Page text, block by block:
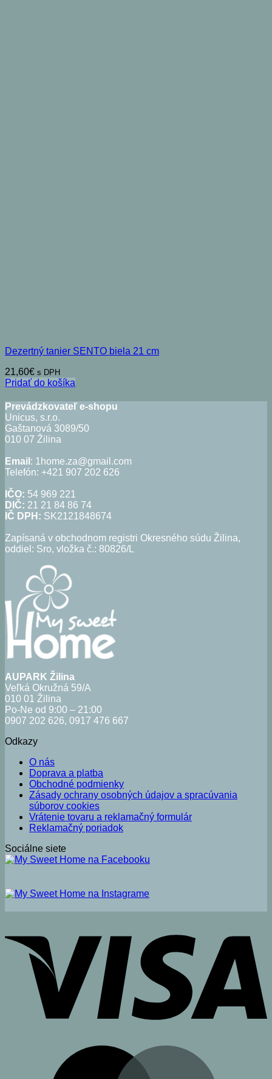
Dezertný tanier SENTO biela 21 cm
21,60€ s DPH
Pridať do košíka
Prevádzkovateľ e-shopu
Unicus, s.r.o.
Gaštanová 3089/50
010 07 Žilina
Email : 1home.za@gmail.com
Telefón: +421 907 202 626
IČO: 54 969 221
DIČ: 21 21 84 86 74
IČ DPH: SK2121848674
Zapísaná v obchodnom registri Okresného súdu Žilina,
oddiel: Sro, vložka č.: 80826/L
AUPARK Žilina
Veľká Okružná 59/A
010 01 Žilina
Po-Ne od 9:00 – 21:00
0907 202 626, 0917 476 667
Odkazy
O nás
Doprava a platba
Obchodné podmienky
Zásady ochrany osobných údajov a spracúvania
súborov cookies
Vrátenie tovaru a reklamačný formulár
Reklamačný poriadok
Sociálne siete